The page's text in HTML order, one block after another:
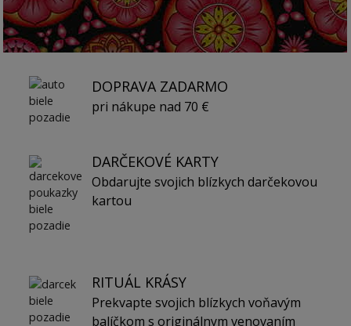
DOPRAVA ZADARMO
pri nákupe nad 70 €
DARČEKOVÉ KARTY
Obdarujte svojich blízkych darčekovou
kartou
RITUÁL KRÁSY
Prekvapte svojich blízkych voňavým
balíčkom s originálnym venovaním